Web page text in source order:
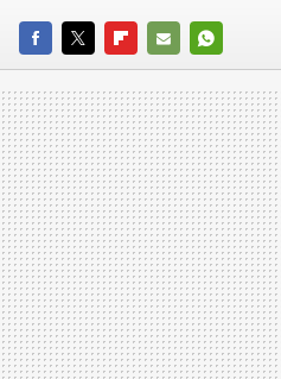
FACEBOOK
TWITTERFLIPBOARD
E-
MAIL
WHATSAPP